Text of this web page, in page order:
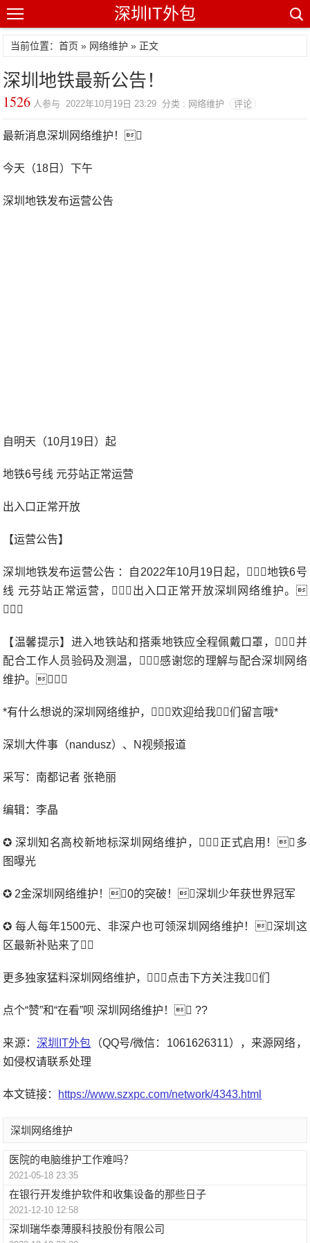
深圳IT外包
当前位置：首页 » 网络维护 » 正文
深圳地铁最新公告！
1526 人参与 2022年10月19日 23:29 分类 : 网络维护 评论
最新消息深圳网络维护！
今天（18日）下午
深圳地铁发布运营公告
自明天（10月19日）起
地铁6号线 元芬站正常运营
出入口正常开放
【运营公告】
深圳地铁发布运营公告 ：自2022年10月19日起，地铁6号
线 元芬站正常运营，出入口正常开放深圳网络维护。

【温馨提示】进入地铁站和搭乘地铁应全程佩戴口罩，并
配合工作人员验码及测温，感谢您的理解与配合深圳网络
维护。
*有什么想说的深圳网络维护，欢迎给我们留言哦*
深圳大件事（nandusz）、N视频报道
采写：南都记者 张艳丽
编辑：李晶
✪ 深圳知名高校新地标深圳网络维护，正式启用！多
图曝光
✪ 2金深圳网络维护！0的突破！深圳少年获世界冠军
✪ 每人每年1500元、非深户也可领深圳网络维护！深圳这
区最新补贴来了
更多独家猛料深圳网络维护，点击下方关注我们
点个“赞”和“在看”呗 深圳网络维护！ ??
来源： 深圳IT外包 （QQ号/微信：1061626311），来源网络，
如侵权请联系处理
本文链接： https://www.szxpc.com/network/4343.html
深圳网络维护
医院的电脑维护工作难吗？
2021-05-18 23:35
在银行开发维护软件和收集设备的那些日子
2021-12-10 12:58
深圳瑞华泰薄膜科技股份有限公司